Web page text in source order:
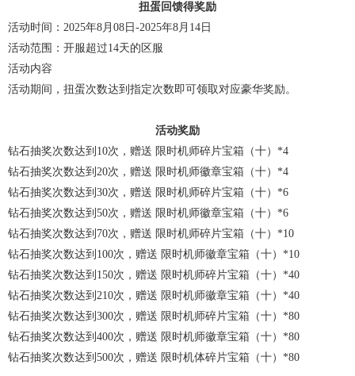
扭蛋回馈得奖励
活动时间：2025年8月08日-2025年8月14日
活动范围：开服超过14天的区服
活动内容
活动期间，扭蛋次数达到指定次数即可领取对应豪华奖励。
活动奖励
钻石抽奖次数达到10次，赠送 限时机师碎片宝箱（十）*4
钻石抽奖次数达到20次，赠送 限时机师徽章宝箱（十）*4
钻石抽奖次数达到30次，赠送 限时机师碎片宝箱（十）*6
钻石抽奖次数达到50次，赠送 限时机师徽章宝箱（十）*6
钻石抽奖次数达到70次，赠送 限时机师碎片宝箱（十）*10
钻石抽奖次数达到100次，赠送 限时机师徽章宝箱（十）*10
钻石抽奖次数达到150次，赠送 限时机师碎片宝箱（十）*40
钻石抽奖次数达到210次，赠送 限时机师徽章宝箱（十）*40
钻石抽奖次数达到300次，赠送 限时机师碎片宝箱（十）*80
钻石抽奖次数达到400次，赠送 限时机师徽章宝箱（十）*80
钻石抽奖次数达到500次，赠送 限时机体碎片宝箱（十）*80